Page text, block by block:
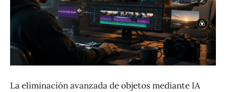
La eliminación avanzada de objetos mediante IA